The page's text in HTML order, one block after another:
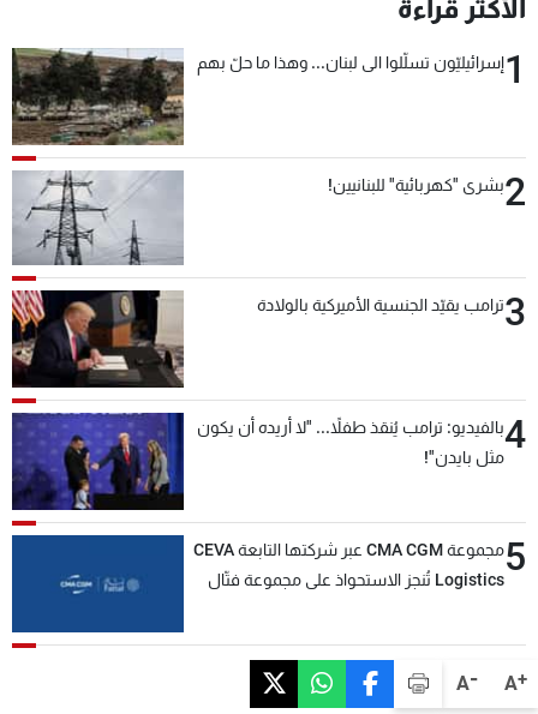
A+
A-
الأكثر قراءة
1إسرائيليّون تسلّلوا الى لبنان... وهذا ما حلّ بهم
2بشرى "كهربائية" للبنانيين!
3ترامب يقيّد الجنسية الأميركية بالولادة
4بالفيديو: ترامب يُنقذ طفلاً... "لا أريده أن يكون
مثل بايدن"!
5
مجموعة CMA CGM عبر شركتها التابعة CEVA
Logistics تُنجز الاستحواذ على مجموعة فتّال